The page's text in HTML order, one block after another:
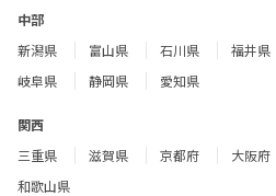
中部
新潟県
富山県 石川県 福井県
岐阜県
静岡県 愛知県
関西
三重県
滋賀県 京都府 大阪府
和歌山県